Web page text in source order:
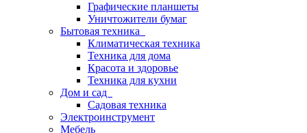
Графические планшеты
Уничтожители бумаг
Бытовая техника
Климатическая техника
Техника для дома
Красота и здоровье
Техника для кухни
Дом и сад
Садовая техника
Электроинструмент
Мебель